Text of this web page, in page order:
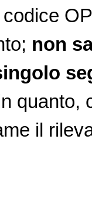
non
quanto,
il